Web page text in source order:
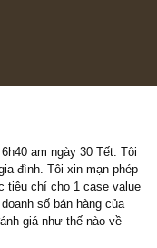
6h40 am ngày 30
gia đình. Tôi xin mạn
các tiêu chí cho 1 case